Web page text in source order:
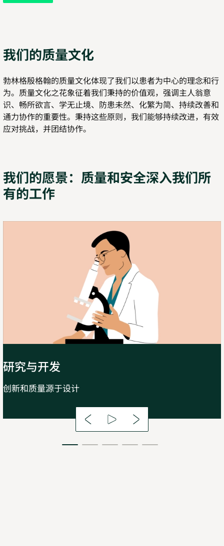
我们的质量文化
勃林格殷格翰的质量文化体现了我们以患者为中心的理念和行
为。质量文化之花象征着我们秉持的价值观，强调主人翁意
识、畅所欲言、学无止境、防患未然、化繁为简、持续改善和
通力协作的重要性。秉持这些原则，我们能够持续改进，有效
应对挑战，并团结协作。
Play
Video
我们的愿景：质量和安全深入我们所
有的工作
研究与开发
创新和质量源于设计